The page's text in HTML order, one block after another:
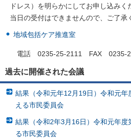
ドレス）を明らかにしてお申し込みく
当日の受付はできませんので、ご了承
地域包括ケア推進室
電話 0235-25-2111 FAX 0235-
過去に開催された会議
結果（令和元年12月19日）令和元
える市民委員会
結果（令和2年3月16日）令和元年度
る市民委員会